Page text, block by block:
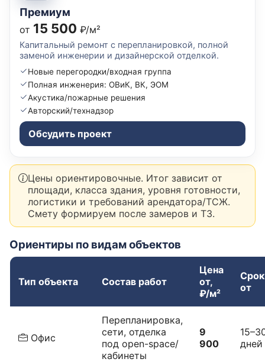
Премиум
от 15 500 ₽/м²
Капитальный ремонт с перепланировкой, полной
заменой инженерии и дизайнерской отделкой.
Новые перегородки/входная группа
Полная инженерия: ОВиК, ВК, ЭОМ
Акустика/пожарные решения
Авторский/технадзор
Обсудить проект
Цены ориентировочные. Итог зависит от
площади, класса здания, уровня готовности,
логистики и требований арендатора/ТСЖ.
Смету формируем после замеров и ТЗ.
Ориентиры по видам объектов
Тип объекта Состав работ
Цена
от,
₽/м²
от
Офис
Перепланировка,
сети, отделка
под open-space/
кабинеты
9
900
дней